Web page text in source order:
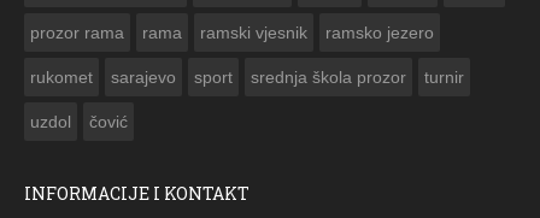
prozor rama rama ramski vjesnik ramsko jezero
rukomet sarajevo sport srednja škola prozor turnir
uzdol čović
INFORMACIJE I KONTAKT